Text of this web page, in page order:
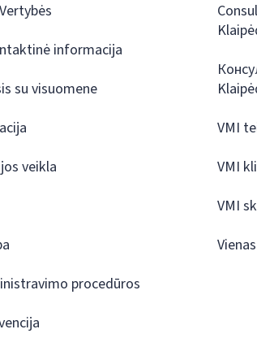
informacija
su visuomene
veikla
procedūros
VMI
VMI
VMI